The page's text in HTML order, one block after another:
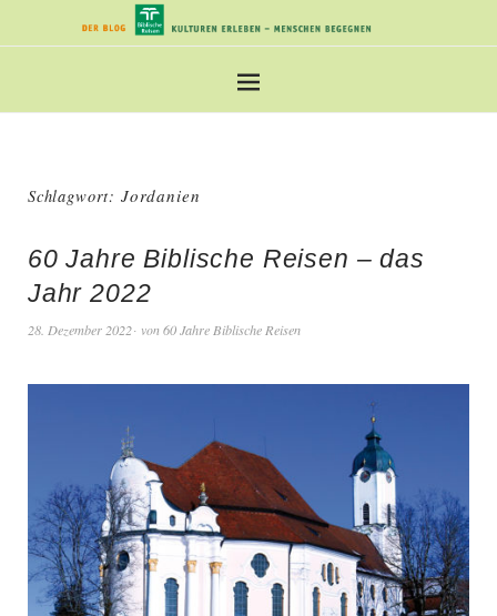
Schlagwort: Jordanien
60 Jahre Biblische Reisen – das
Jahr 2022
28. Dezember 2022 von 60 Jahre Biblische Reisen